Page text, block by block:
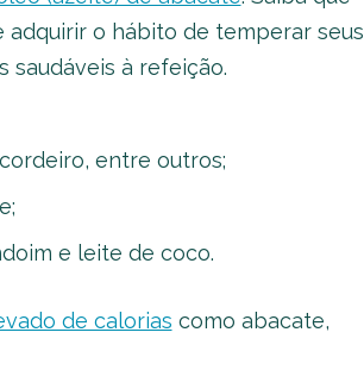
adquirir o hábito de temperar seus
saudáveis à refeição.
entre outros;
e leite de coco.
de calorias como abacate,